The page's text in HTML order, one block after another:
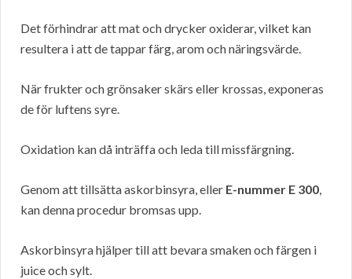
Det förhindrar att mat och drycker oxiderar, vilket kan
resultera i att de tappar färg, arom och näringsvärde.
När frukter och grönsaker skärs eller krossas, exponeras
de för luftens syre.
Oxidation kan då inträffa och leda till missfärgning.
Genom att tillsätta askorbinsyra, eller E-nummer E 300,
kan denna procedur bromsas upp.
Askorbinsyra hjälper till att bevara smaken och färgen i
juice och sylt.